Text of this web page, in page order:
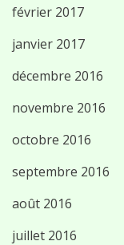
février 2017
janvier 2017
décembre 2016
novembre 2016
octobre 2016
septembre 2016
août 2016
juillet 2016